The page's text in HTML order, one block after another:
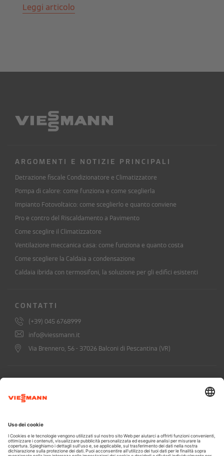
Leggi articolo
ARGOMENTI E NOTIZIE PRINCIPALI
Detrazione fiscale Condizionatore e Climatizzatore
Pompa di calore: come funziona e come sceglierla
Impianto Fotovoltaico: come sceglierlo e quanto conviene
Pro e contro del Riscaldamento a Pavimento
Come sceglire il Climatizzatore
Ventilazione meccanica casa: come funziona e quanto costa
Come scegliere la Caldaia a condensazione
Caldaia ibrida con termosifoni, la soluzione per gli edifici esistenti
CONTATTI
(+39) 045 6768999
info@viessmann.it
Via Brennero, 56 - 37026 Balconi di Pescantina (VR)
Confermo di aver preso visione dell'informativa privacy (leggi qui) *